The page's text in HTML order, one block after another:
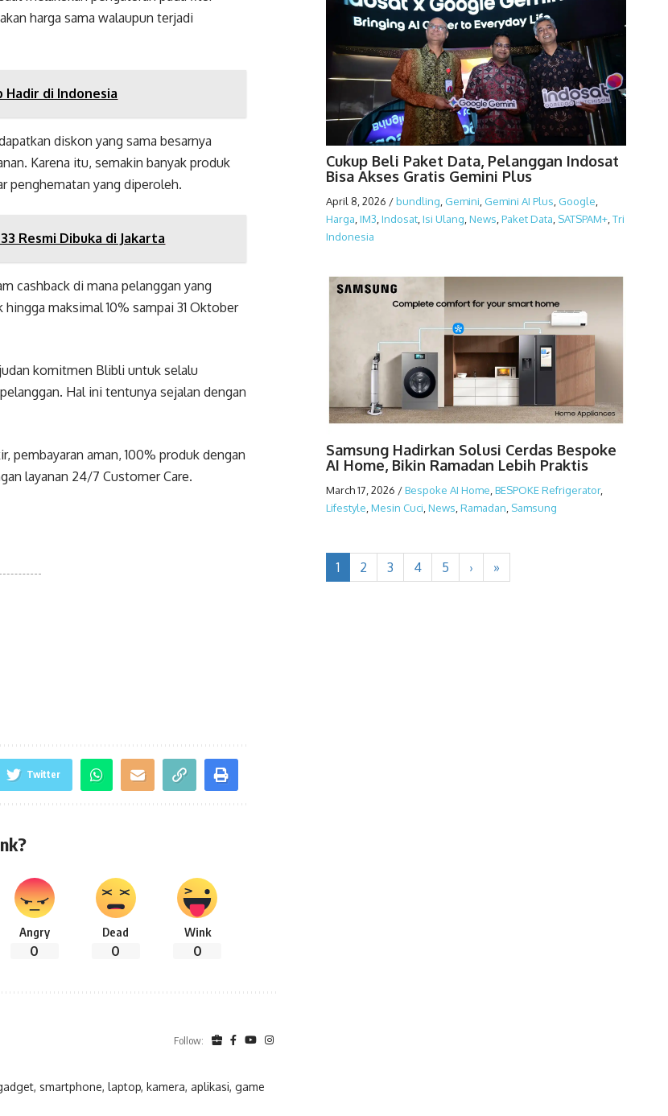
harga sama walaupun terjadi
Hadir di Indonesia
diskon yang sama besarnya
Karena itu, semakin banyak produk
penghematan yang diperoleh.
Resmi Dibuka di Jakarta
cashback di mana pelanggan yang
maksimal 10% sampai 31 Oktober
komitmen Blibli untuk selalu
Hal ini tentunya sejalan dengan
pembayaran aman, 100% produk dengan
layanan 24/7 Customer Care.
Twitter
Angry
0
Dead
0
Wink
0
Follow:
smartphone, laptop, kamera, aplikasi, game
Cukup Beli Paket Data, Pelanggan Indosat
Bisa Akses Gratis Gemini Plus
April 8, 2026 /bundling Gemini Gemini AI Plus Google
Harga IM3 Indosat, Isi Ulang News Paket Data SATSPAM+, Tri
Indonesia
Samsung Hadirkan Solusi Cerdas Bespoke
AI Home, Bikin Ramadan Lebih Praktis
March 17, 2026 /Bespoke AI Home BESPOKE Refrigerator,
Lifestyle Mesin Cuci News Ramadan Samsung
1 2 3 4 5 › »